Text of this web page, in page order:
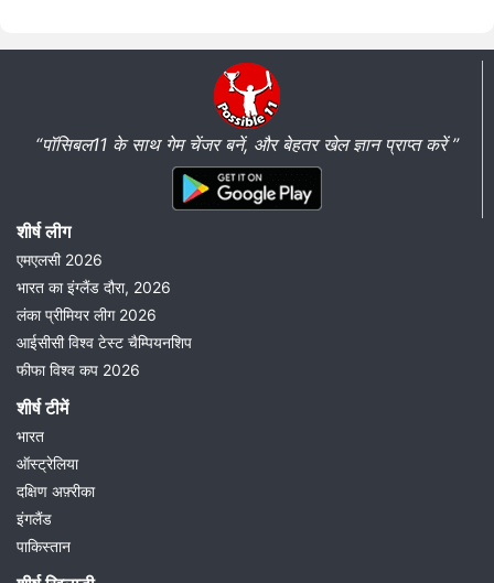
“पॉसिबल11 के साथ गेम चेंजर बनें, और बेहतर खेल ज्ञान प्राप्त करें ”
शीर्ष लीग
एमएलसी 2026
भारत का इंग्लैंड दौरा, 2026
लंका प्रीमियर लीग 2026
आईसीसी विश्व टेस्ट चैम्पियनशिप
फीफा विश्व कप 2026
शीर्ष टीमें
भारत
ऑस्ट्रेलिया
दक्षिण अफ़्रीका
इंगलैंड
पाकिस्तान